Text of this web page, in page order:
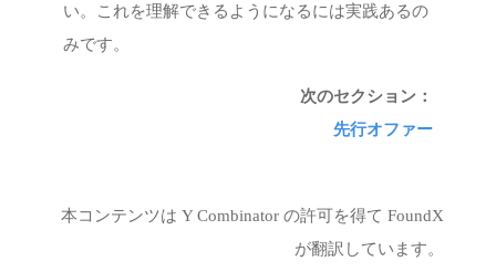
い。これを理解できるようになるには実践あるの
みです。
次のセクション：
先行オファー
本コンテンツは Y Combinator の許可を得て FoundX
が翻訳しています。